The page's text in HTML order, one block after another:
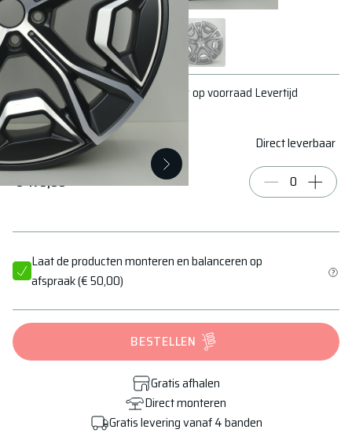
Conditie # op voorraad Levertijd
Goed - Lichte
gebruikssporen
Direct leverbaar
€ 475,00
Laat de producten monteren en balanceren op
afspraak(€ 50,00)
BESTELLEN
Gratis afhalen
Direct monteren
Gratis levering vanaf 4 banden